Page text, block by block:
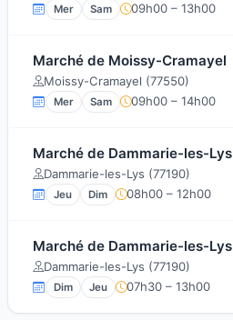
Mer Sam 09h00 – 13h00
Marché de Moissy-Cramayel
Moissy-Cramayel (77550)
Mer Sam 09h00 – 14h00
Marché de Dammarie-les-Lys
Dammarie-les-Lys (77190)
Jeu Dim 08h00 – 12h00
Marché de Dammarie-les-Lys
Dammarie-les-Lys (77190)
Dim Jeu 07h30 – 13h00